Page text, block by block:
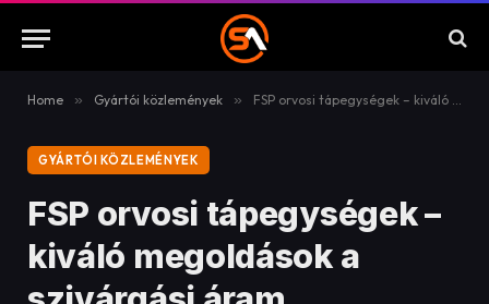
Home » Gyártói közlemények » FSP orvosi tápegységek – kiváló megoldások a szivárgási áram csökkentésére!
GYÁRTÓI KÖZLEMÉNYEK
FSP orvosi tápegységek –
kiváló megoldások a